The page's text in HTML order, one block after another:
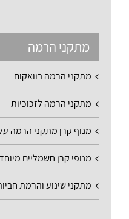
מתקני הרמה
מתקני הרמה בוואקום
מתקני הרמה לזכוכיות
מנוף קרן מתקני הרמה
מנופי קרן חשמליים
מתקני שינוע והרמת